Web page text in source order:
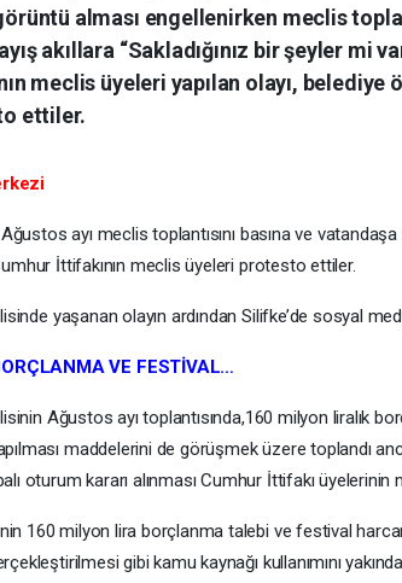
alması engellenirken meclis
akıllara “Sakladığınız bir şeyler mi
meclis üyeleri yapılan olayı, belediye
ettiler.
ayı meclis toplantısını basına ve
İttifakının meclis üyeleri protesto ettiler.
yaşanan olayın ardından Silifke’de sosyal
VE FESTİVAL…
Ağustos ayı toplantısında,160 milyon liralık
maddelerini de görüşmek üzere toplandı
oturum kararı alınması Cumhur İttifakı
160 milyon lira borçlanma talebi ve festival
gibi kamu kaynağı kullanımını